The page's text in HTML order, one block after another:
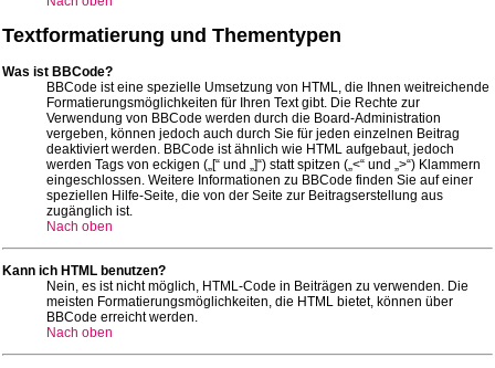
Textformatierung und Thementypen
Was ist BBCode?
BBCode ist eine spezielle Umsetzung von HTML, die Ihnen weitreichende
Formatierungsmöglichkeiten für Ihren Text gibt. Die Rechte zur
Verwendung von BBCode werden durch die Board-Administration
vergeben, können jedoch auch durch Sie für jeden einzelnen Beitrag
deaktiviert werden. BBCode ist ähnlich wie HTML aufgebaut, jedoch
werden Tags von eckigen („[“ und „]“) statt spitzen („<“ und „>“) Klammern
eingeschlossen. Weitere Informationen zu BBCode finden Sie auf einer
speziellen Hilfe-Seite, die von der Seite zur Beitragserstellung aus
zugänglich ist.
Nach oben
Kann ich HTML benutzen?
Nein, es ist nicht möglich, HTML-Code in Beiträgen zu verwenden. Die
meisten Formatierungsmöglichkeiten, die HTML bietet, können über
BBCode erreicht werden.
Nach oben